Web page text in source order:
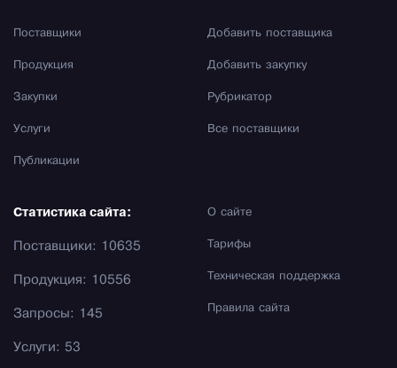
Поставщики
Продукция
Закупки
Услуги
Публикации
Добавить поставщика
Добавить закупку
Рубрикатор
Все поставщики
О сайте
Тарифы
Техническая поддержка
Правила сайта
Статистика сайта:
Поставщики: 10635
Продукция: 10556
Запросы: 145
Услуги: 53